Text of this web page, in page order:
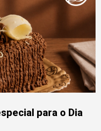
para o Dia